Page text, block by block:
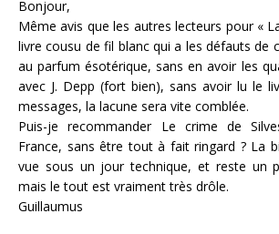
Bonjour,
Même avis que les autres lecteurs pour «
livre cousu de fil blanc qui a les défauts de
au parfum ésotérique, sans en avoir les
avec J. Depp (fort bien), sans avoir lu le
messages, la lacune sera vite comblée.
Puis-je recommander Le crime de
France, sans être tout à fait ringard ? La
vue sous un jour technique, et reste un
mais le tout est vraiment très drôle.
Guillaumus